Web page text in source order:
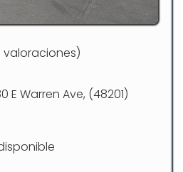
valoraciones)
E Warren Ave, (48201)